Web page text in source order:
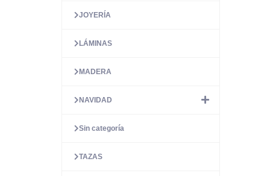
JOYERÍA
LÁMINAS
MADERA
NAVIDAD
Sin categoría
TAZAS